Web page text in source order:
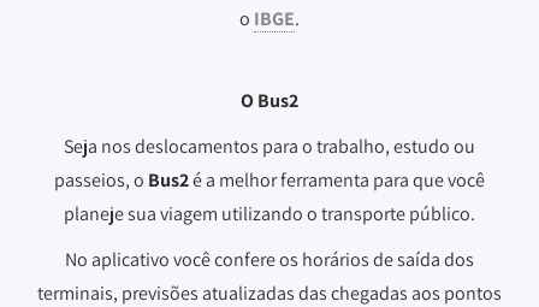
o IBGE.
O Bus2
Seja nos deslocamentos para o trabalho, estudo ou
passeios, o Bus2é a melhor ferramenta para que você
planeje sua viagem utilizando o transporte público.
No aplicativo você confere os horários de saída dos
terminais, previsões atualizadas das chegadas aos pontos